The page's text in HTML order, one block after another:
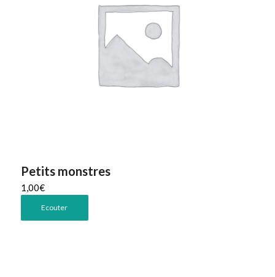
Petits monstres
1,00€
Ecouter